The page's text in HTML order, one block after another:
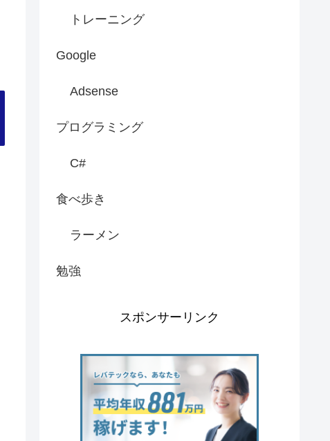
トレーニング
Google
Adsense
プログラミング
C#
食べ歩き
ラーメン
勉強
スポンサーリンク